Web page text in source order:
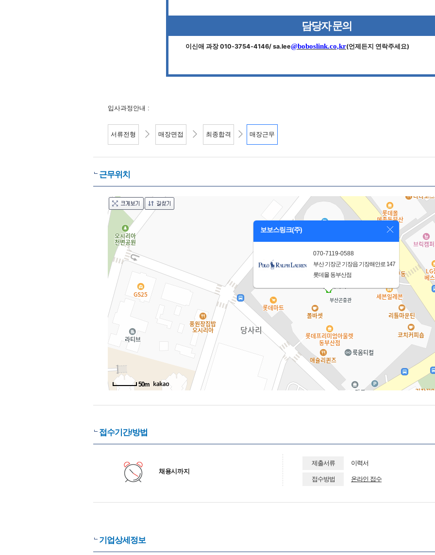
담당자 문의
이신애 과장 010-3754-4146/ sa.lee@boboslink.co,kr(언제든지 연락주세요)
입사과정안내 :
서류전형 매장면접 최종합격 매장근무
근무위치
보보스링크(주)
070-7119-0588
부산 기장군 기장읍 기장해안로 147
롯데몰 동부산점
50m
접수기간/방법
채용시까지
제출서류 이력서
접수방법 온라인 접수
기업상세정보